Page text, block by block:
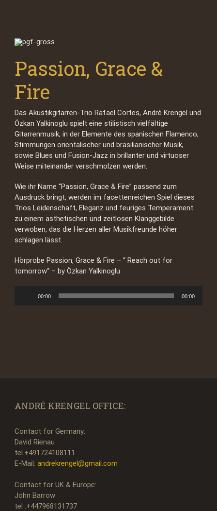
Passion, Grace &
Fire
Das Akustikgitarren-Trio Rafael Cortes, André Krengel und
Özkan Yalkinoglu spielt eine stilistisch vielfältige
Gitarrenmusik, in der Elemente des spanischen Flamenco,
Stimmungen orientalischer und brasilianischer Musik,
sowie Blues und Fusion-Jazz in brillanter und virtuoser
Weise miteinander verschmolzen werden.
Wie ihr Name “Passion, Grace & Fire” passend zum
Ausdruck bringt, werden im facettenreichen Spiel dieses
Trios Leidenschaft, Eleganz und feuriges Temperament
zu einem ästhetischen und zeitlosen Klanggebilde
verwoben, das die Herzen aller Musikfreunde höher
schlagen lässt.
Hörprobe Passion, Grace & Fire – “ Reach out for
tomorrow“ – by Özkan Yalkinoglu
00:00 00:00
ANDRÉ KRENGEL OFFICE:
Contact for Germany:
David Rienau
tel.+491724108111
E-Mail: andrekrengel@gmail.com
Contact for UK & Europe:
John Barrow
tel .+447968131737